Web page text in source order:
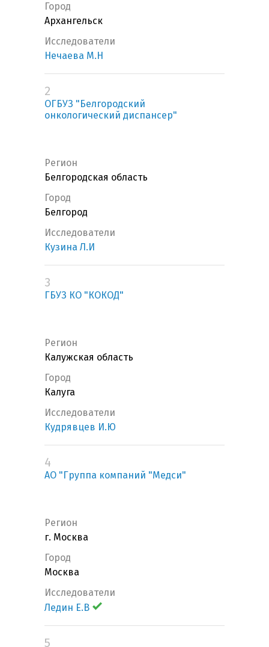
Город
Архангельск
Исследователи
Нечаева М.Н
2
ОГБУЗ "Белгородский
онкологический диспансер"
Регион
Белгородская область
Город
Белгород
Исследователи
Кузина Л.И
3
ГБУЗ КО "КОКОД"
Регион
Калужская область
Город
Калуга
Исследователи
Кудрявцев И.Ю
4
АО "Группа компаний "Медси"
Регион
г. Москва
Город
Москва
Исследователи
Ледин Е.В
5